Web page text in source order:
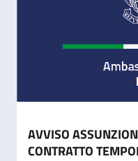
AVVISO
CONTRATTO